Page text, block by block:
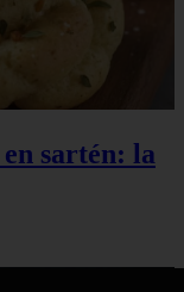
sartén: la